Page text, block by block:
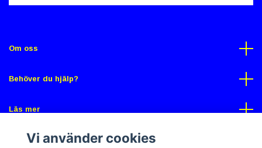
Om oss
Behöver du hjälp?
Läs mer
Sociala medier
Vi använder cookies